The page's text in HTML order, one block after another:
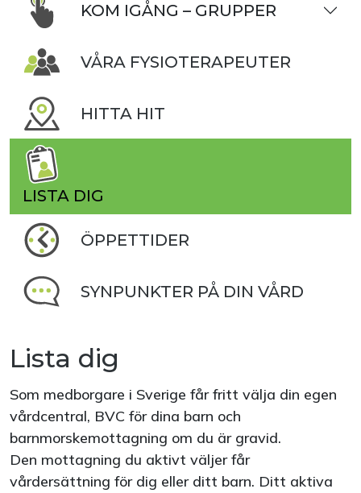
KOM IGÅNG – GRUPPER
VÅRA FYSIOTERAPEUTER
HITTA HIT
LISTA DIG
ÖPPETTIDER
SYNPUNKTER PÅ DIN VÅRD
Lista dig
Som medborgare i Sverige får fritt välja din egen
vårdcentral, BVC för dina barn och
barnmorskemottagning om du är gravid.
Den mottagning du aktivt väljer får
vårdersättning för dig eller ditt barn. Ditt aktiva